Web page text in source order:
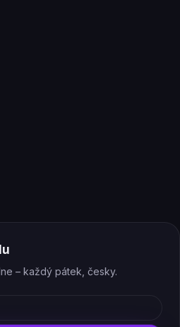
– každý pátek, česky.